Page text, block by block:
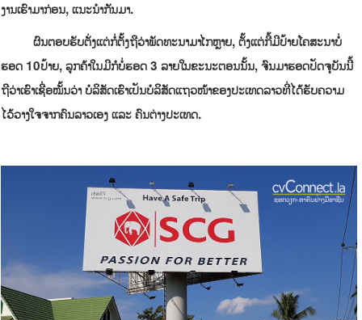
ງານເຮົາມາກ່ອນ, ແນະນໍາກັນມາ.
ຜົນຕອບຮັບຕັ່ງແຕ່ກໍ່ຕັ້ງຖືວ່າພັດທະນາມາໄກຫຼາຍ, ຕັ້ງແຕ່ກີ້ມີປ້າຍໂຄສະນາບໍ່
ຮອດ 10ປ້າຍ, ລູກຄ້າໃນມືກໍບໍ່ຮອດ 3 ລາຍໃນຂະນະຕອນນັ້ນ, ຈົນມາຮອດປັດຈຸບັນນີ້
ຖືວ່າເຮົາເຊື່ອໝັ້ນວ່າ ບໍລິສັດເຮົາເປັນບໍລິສັດແຖວໜ້າຂອງປະເທດລາວທີ່ໄດ້ຮັບຄວາມ
ໄວ້ວາງໃຈຈາກຄົນລາວເອງ ແລະ ຄົນຕ່າງປະເທດ.